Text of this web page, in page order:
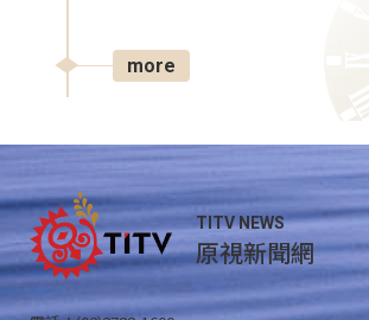
more
TITV NEWS
原視新聞網